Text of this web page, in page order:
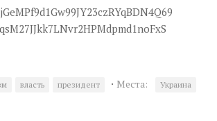
власть президент · Места: Украина